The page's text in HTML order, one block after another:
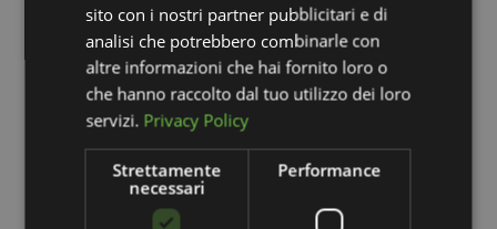
si punta a creare strategie realistiche e
durature, evitando diete drastiche o
stressanti. L’obiettivo è imparare a nutrirsi
con consapevolezza, migliorando non solo
l’aspetto fisico, ma anche la relazione con il
Con i percorsi dimagranti della Dott.ssa
Cendon, ogni passo è guidato da competenza
e attenzione, per aiutarti a raggiungere i tuoi
sito con i nostri partner pubblicitari e di
analisi che potrebbero combinarle con
altre informazioni che hai fornito loro o
che hanno raccolto dal tuo utilizzo dei loro
servizi. Privacy Policy
Strettamente
necessari
Performance